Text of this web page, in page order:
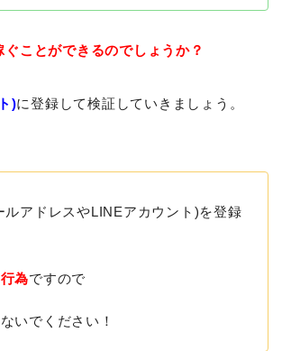
ぐことができるのでしょうか？
)に登録して検証していきましょう。
ルアドレスやLINEアカウント)を登録
為ですので
いでください！